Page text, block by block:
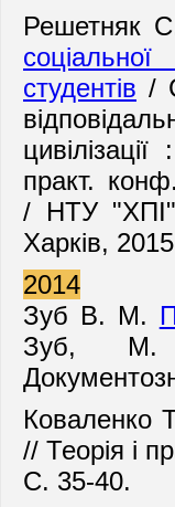
Решетняк
студентів /
практ.
/ НТУ
Харків,
2014
Зуб В. М.
Зуб, М.
Коваленко
// Теорія і
С. 35-40.